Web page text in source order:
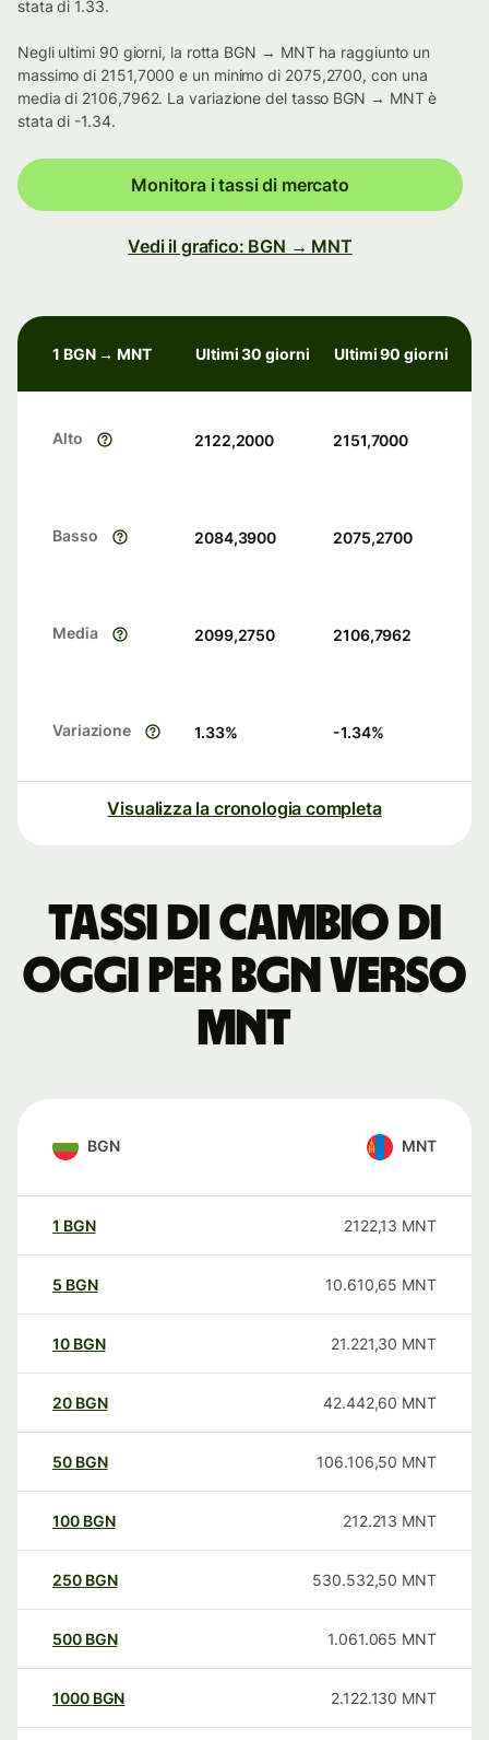
stata di 1.33.
Negli ultimi 90 giorni, la rotta BGN → MNT ha raggiunto un
massimo di 2151,7000 e un minimo di 2075,2700, con una
media di 2106,7962. La variazione del tasso BGN → MNT è
stata di -1.34.
Monitora i tassi di mercato
Vedi il grafico: BGN → MNT
1 BGN → MNT Ultimi 30 giorni Ultimi 90 giorni
Alto 2122,2000 2151,7000
Basso 2084,3900 2075,2700
Media 2099,2750 2106,7962
Variazione 1.33% -1.34%
Visualizza la cronologia completa
Tassi di cambio di
oggi per BGN verso
MNT
BGN MNT
1 BGN 2122,13 MNT
5 BGN 10.610,65 MNT
10 BGN 21.221,30 MNT
20 BGN 42.442,60 MNT
50 BGN 106.106,50 MNT
100 BGN 212.213 MNT
250 BGN 530.532,50 MNT
500 BGN 1.061.065 MNT
1000 BGN 2.122.130 MNT